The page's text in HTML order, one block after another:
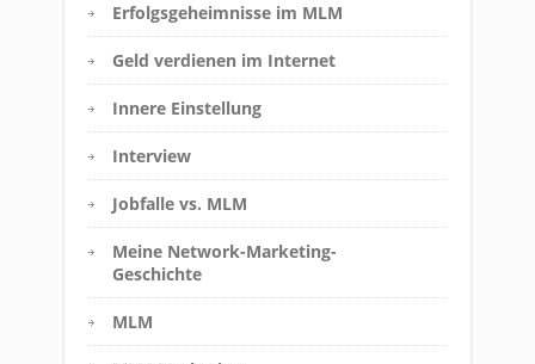
Erfolgsgeheimnisse im MLM
Geld verdienen im Internet
Innere Einstellung
Interview
Jobfalle vs. MLM
Meine Network-Marketing-
Geschichte
MLM